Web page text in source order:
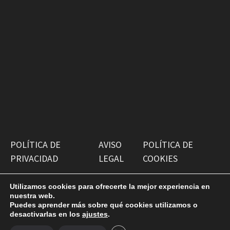
POLÍTICA DE
PRIVACIDAD
AVISO
LEGAL
POLÍTICA DE
COOKIES
Antiguako Pilotazaleok
Utilizamos cookies para ofrecerte la mejor experiencia en
nuestra web.
Puedes aprender más sobre qué cookies utilizamos o
desactivarlas en los ajustes.